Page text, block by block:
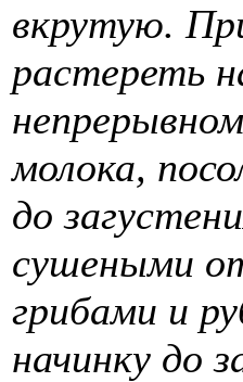
вкрутую.
растереть
молока,
до
сушеными
грибами и
начинку до